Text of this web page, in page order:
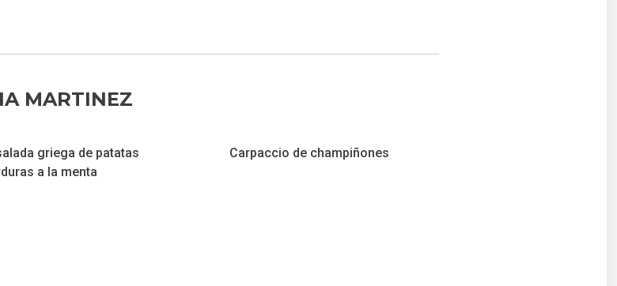
MARTINEZ
griega de patatas
Carpaccio de champiñones
a la menta